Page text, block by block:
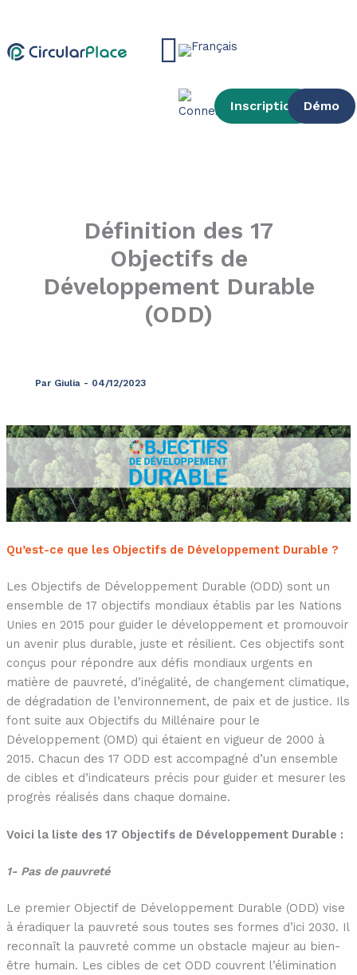
contenu
Main
Inscription Démo
Définition des 17
Objectifs de
Développement Durable
(ODD)
Par Giulia - 04/12/2023
Qu’est-ce que les Objectifs de Développement Durable ?
Les Objectifs de Développement Durable (ODD) sont un
ensemble de 17 objectifs mondiaux établis par les Nations
Unies en 2015 pour guider le développement et promouvoir
un avenir plus durable, juste et résilient. Ces objectifs sont
conçus pour répondre aux défis mondiaux urgents en
matière de pauvreté, d’inégalité, de changement climatique,
de dégradation de l’environnement, de paix et de justice. Ils
font suite aux Objectifs du Millénaire pour le
Développement (OMD) qui étaient en vigueur de 2000 à
2015. Chacun des 17 ODD est accompagné d’un ensemble
de cibles et d’indicateurs précis pour guider et mesurer les
progrès réalisés dans chaque domaine.
Voici la liste des 17 Objectifs de Développement Durable :
1- Pas de pauvreté
Le premier Objectif de Développement Durable (ODD) vise
à éradiquer la pauvreté sous toutes ses formes d’ici 2030. Il
reconnaît la pauvreté comme un obstacle majeur au bien-
être humain. Les cibles de cet ODD couvrent l’élimination